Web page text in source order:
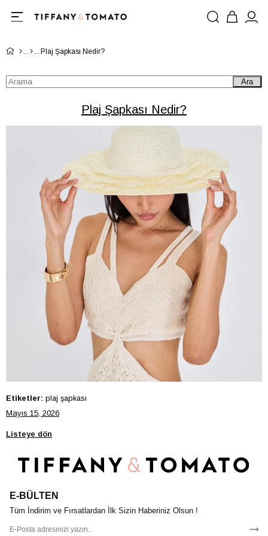
Plaj Şapkası Nedir?
Ara
Plaj Şapkası Nedir?
Etiketler: plaj şapkası
Mayıs 15, 2026
Listeye dön
E-BÜLTEN
Tüm İndirim ve Fırsatlardan İlk Sizin Haberiniz Olsun !